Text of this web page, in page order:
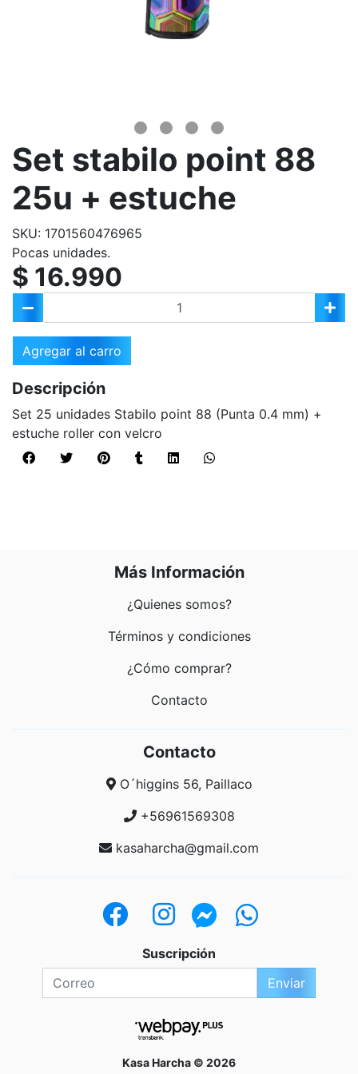
Set stabilo point 88
25u + estuche
SKU: 1701560476965
Pocas unidades.
$ 16.990
Agregar al carro
Descripción
Set 25 unidades Stabilo point 88 (Punta 0.4 mm) +
estuche roller con velcro
Más Información
¿Quienes somos?
Términos y condiciones
¿Cómo comprar?
Contacto
Contacto
O´higgins 56, Paillaco
+56961569308
kasaharcha@gmail.com
Suscripción
Enviar
Kasa Harcha © 2026